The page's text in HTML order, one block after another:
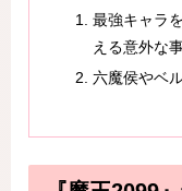
最強キャラ
える意外な
六魔侯やベ